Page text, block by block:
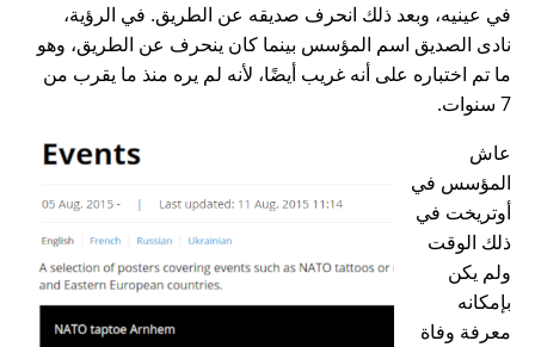
في عينيه، وبعد ذلك انحرف صديقه عن الطريق. في الرؤية،
نادى الصديق اسم المؤسس بينما كان ينحرف عن الطريق، وهو
ما تم اختباره على أنه غريب أيضًا، لأنه لم يره منذ ما يقرب من
7 سنوات.
عاش
المؤسس في
أوتريخت في
ذلك الوقت
ولم يكن
بإمكانه
معرفة وفاة